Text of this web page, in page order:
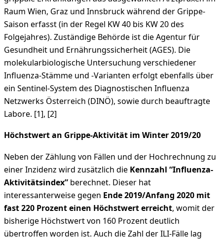
Raum Wien, Graz und Innsbruck während der Grippe-
Saison erfasst (in der Regel KW 40 bis KW 20 des
Folgejahres). Zuständige Behörde ist die Agentur für
Gesundheit und Ernährungssicherheit (AGES). Die
molekularbiologische Untersuchung verschiedener
Influenza-Stämme und -Varianten erfolgt ebenfalls über
ein Sentinel-System des Diagnostischen Influenza
Netzwerks Österreich (DINÖ), sowie durch beauftragte
Labore. [1], [2]
Höchstwert an Grippe-Aktivität im Winter 2019/20
Neben der Zählung von Fällen und der Hochrechnung zu
einer Inzidenz wird zusätzlich die Kennzahl “Influenza-
Aktivitätsindex” berechnet. Dieser hat
interessanterweise gegen Ende 2019/Anfang 2020 mit
fast 220 Prozent einen Höchstwert erreicht, womit der
bisherige Höchstwert von 160 Prozent deutlich
übertroffen worden ist. Auch die Zahl der ILI-Fälle lag